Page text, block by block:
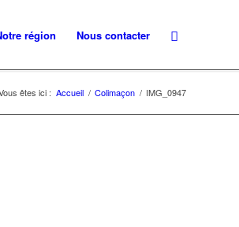
région Nous contacter
êtes ici : Accueil / Colimaçon / IMG_0947